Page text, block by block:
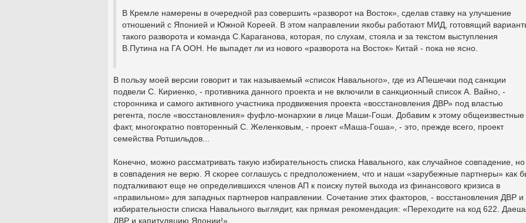
В Кремле намерены в очередной раз совершить «разворот на Восток», сделав ставку на улучшение
отношений с Японией и Южной Кореей. В этом направлении якобы работают МИД, готовящий
такого разворота и команда С.Караганова, которая, по слухам, стояла и за текстом выступления
В.Путина на ГА ООН. Не выпадет ли из нового «разворота на Восток» Китай - пока не ясно.
В пользу моей версии говорит и так называемый «список Навального», где из АПешечки под санкции
подвели С. Кириенко, - противника данного проекта и не включили в санкционный список А. Вайно, -
сторонника и самого активного участника продвижения проекта «восстановления ДВР» под властью
регента, после «восстановления» фуфло-монархии в лице Маши-Гоши. Добавим к этому общеизвестные
факт, многократно повторенный С. Желенковым, - проект «Маша-Гоша», - это, прежде всего, проект
семейства Ротшильдов...
Конечно, можно рассматривать такую избирательность списка Навального, как случайное совпадение,
в совпадения не верю. Я скорее соглашусь с предположением, что и наши «зарубежные партнеры» как
подталкивают еще не определившихся членов АП к поиску путей выхода из финансового кризиса в
«правильном» для западных партнеров направлении. Сочетание этих факторов, - восстановления ДВР и
избирательности списка Навального выглядит, как прямая рекомендация: «Переходите на код 622.
ДВР и капитуляцию Японии!».